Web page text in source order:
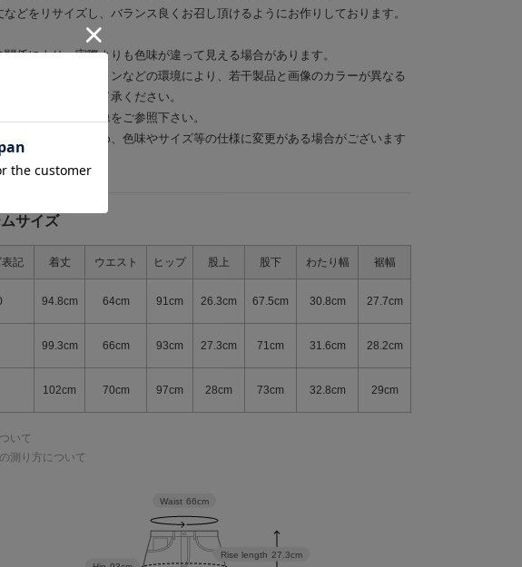
などをリサイズし、バランス良くお召し頂けるようにお作りしております。
係により、実際よりも色味が違って見える場合があります。
コン・スマートフォンなどの環境により、若干製品と画像のカラーが異なる
ざいます。予めご了承ください。
味は、商品単品画像をご参照下さい。
像はサンプルのため、色味やサイズ等の仕様に変更がある場合がございます
めご了承ください。
サイズ
記 着丈 ウエスト ヒップ 股上 股下 わたり幅 裾幅
94.8cm 64cm 91cm 26.3cm 67.5cm 30.8cm 27.7cm
99.3cm 66cm 93cm 27.3cm 71cm 31.6cm 28.2cm
102cm 70cm 97cm 28cm 73cm 32.8cm 29cm
いて
測り方について
Rise length 27.3cm
Waist 66cm